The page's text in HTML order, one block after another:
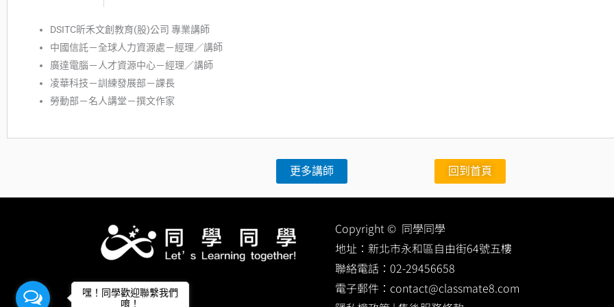
DSITC昕禾文創教育(股)公司 專業講師
中國信託－全球人力資源處－經理／講師
廣達電腦－人才資源中心－經理／講師
凌華科技－訓練發展部－課長
勞動部－名人講堂－撰文作家
更多講師 回到首頁
Copyright © 同學同學
地址： 新北市永和區自由街64號五樓
聯絡電話： 02-29456658
電子郵件： contact@classmate8.com
嘿！同學歡迎聯繫我們
唷！